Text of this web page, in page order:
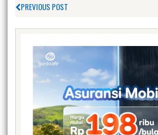
PREVIOUS POST